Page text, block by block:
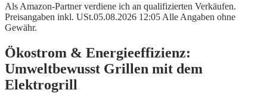
Als Amazon-Partner verdiene ich an qualifizierten Verkäufen.
Preisangaben inkl. USt.05.08.2026 12:05 Alle Angaben ohne
Gewähr.
Ökostrom & Energieeffizienz:
Umweltbewusst Grillen mit dem
Elektrogrill